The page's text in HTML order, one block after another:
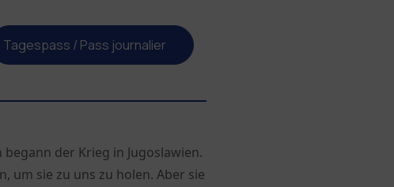
Tagespass / Pass journalier
der Krieg in Jugoslawien.
um sie zu uns zu holen. Aber sie